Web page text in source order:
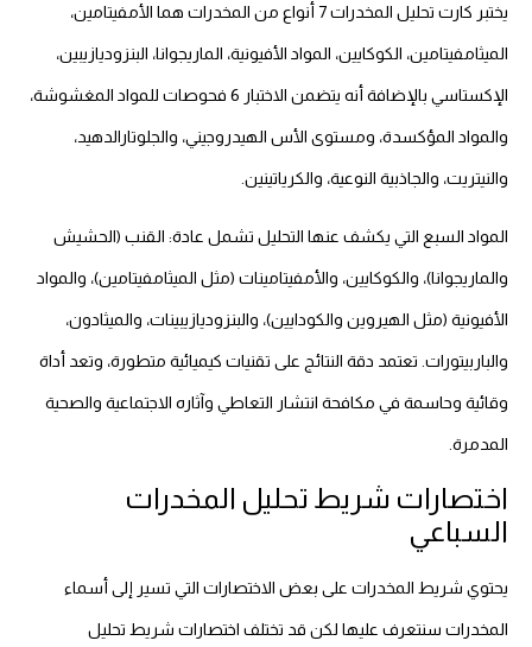
يختبر كارت تحليل المخدرات 7 أنواع من المخدرات هما الأمفيتامين،
الميثامفيتامين، الكوكايين، المواد الأفيونية، الماريجوانا، البنزوديازيبين،
الإكستاسي بالإضافة أنه يتضمن الاختبار 6 فحوصات للمواد المغشوشة،
والمواد المؤكسدة، ومستوى الأس الهيدروجيني، والجلوتارالدهيد،
والنيتريت، والجاذبية النوعية، والكرياتينين.
المواد السبع التي يكشف عنها التحليل تشمل عادة: القنب (الحشيش
والماريجوانا)، والكوكايين، والأمفيتامينات (مثل الميثامفيتامين)، والمواد
الأفيونية (مثل الهيروين والكودايين)، والبنزوديازيبينات، والميثادون،
والباربيتورات. تعتمد دقة النتائج على تقنيات كيميائية متطورة، وتعد أداة
وقائية وحاسمة في مكافحة انتشار التعاطي وآثاره الاجتماعية والصحية
المدمرة.
اختصارات شريط تحليل المخدرات
السباعي
يحتوي شريط المخدرات على بعض الاختصارات التي تسير إلى أسماء
المخدرات سنتعرف عليها لكن قد تختلف اختصارات شريط تحليل